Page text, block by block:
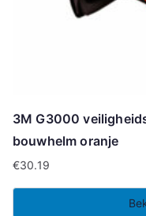
3M G3000
bouwhelm oranje
€30.19